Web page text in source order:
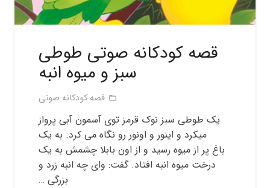
قصه کودکانه صوتی طوطی
سبز و میوه انبه
folder_open قصه کودکانه صوتی
یک طوطی سبز نوک قرمز توی آسمون آبی پرواز
میکرد و اینور و اونور رو نگاه می کرد. به یک
باغ پر از میوه رسید و از اون بابلا چشمش به یک
درخت میوه انبه افتاد. گفت: وای چه انبه زرد و
بزرگی …